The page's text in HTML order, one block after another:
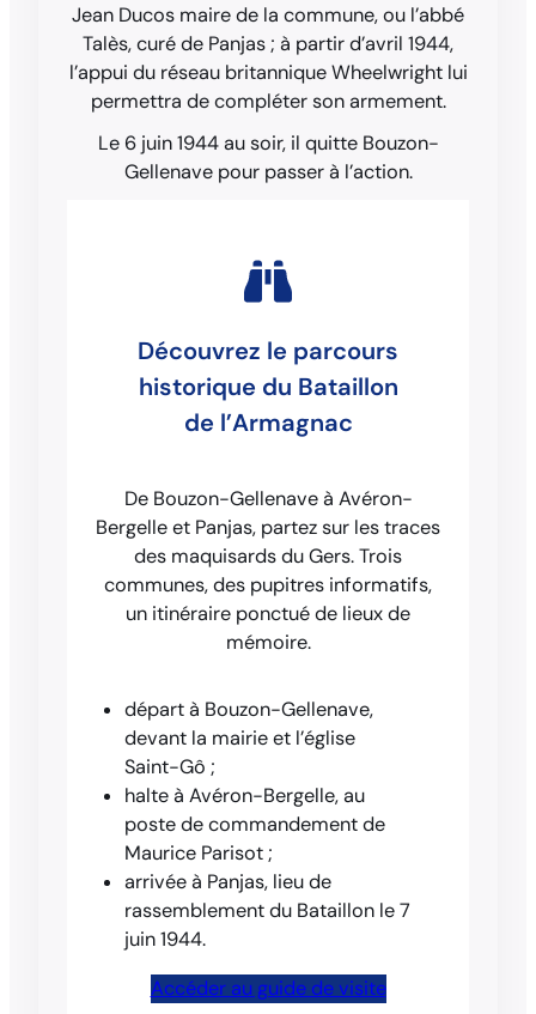
Jean Ducos maire de la commune, ou l’abbé
Talès, curé de Panjas ; à partir d’avril 1944,
l’appui du réseau britannique Wheelwright lui
permettra de compléter son armement.
Le 6 juin 1944 au soir, il quitte Bouzon-
Gellenave pour passer à l’action.
Découvrez le parcours
historique du Bataillon
de l’Armagnac
De Bouzon-Gellenave à Avéron-
Bergelle et Panjas, partez sur les traces
des maquisards du Gers. Trois
communes, des pupitres informatifs,
un itinéraire ponctué de lieux de
mémoire.
départ à Bouzon-Gellenave,
devant la mairie et l’église
Saint-Gô ;
halte à Avéron-Bergelle, au
poste de commandement de
Maurice Parisot ;
arrivée à Panjas, lieu de
rassemblement du Bataillon le 7
juin 1944.
Accéder au guide de visite